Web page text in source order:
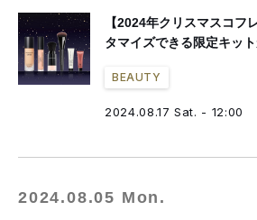
【2024年クリスマスコフ
タマイズできる限定キッ
BEAUTY
2024.08.17 Sat. - 12:00
2024.08.05 Mon.